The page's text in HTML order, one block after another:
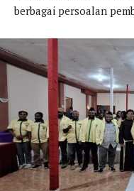
berbagai persoalan